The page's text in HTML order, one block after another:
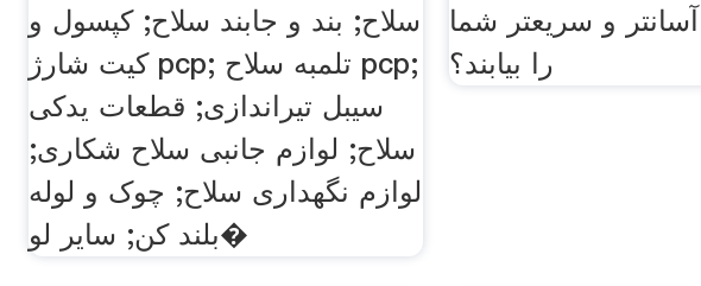
سلاح; بند و جابند سلاح; کپسول و
کیت شارژ pcp; تلمبه سلاح pcp;
سیبل تیراندازی; قطعات یدکی
سلاح; لوازم جانبی سلاح شکاری;
لوازم نگهداری سلاح; چوک و لوله
بلند کن; سایر لو�
و سریعتر شما
را بیابند؟